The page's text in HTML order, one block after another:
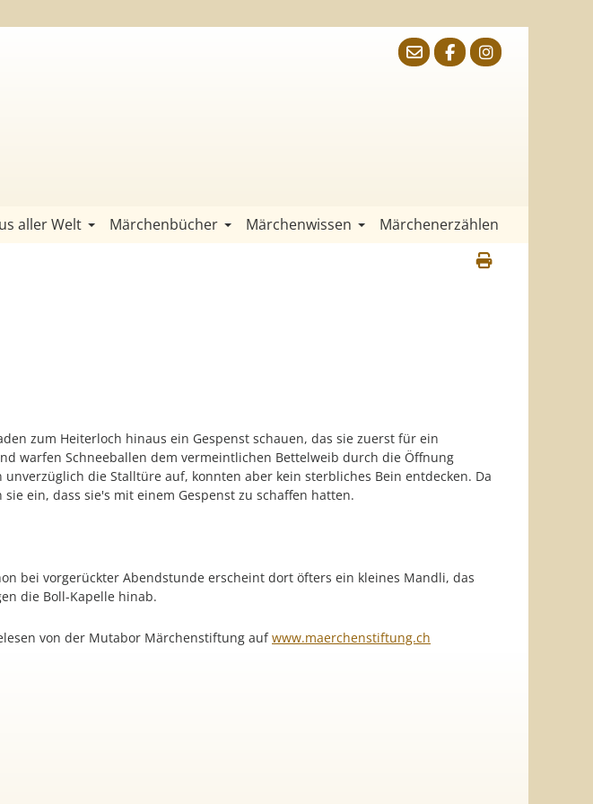
aller Welt Märchenbücher Märchenwissen Märchenerzählen
zum Heiterloch hinaus ein Gespenst schauen, das sie zuerst für ein
warfen Schneeballen dem vermeintlichen Bettelweib durch die Öffnung
die Stalltüre auf, konnten aber kein sterbliches Bein entdecken. Da
ein, dass sie's mit einem Gespenst zu schaffen hatten.
bei vorgerückter Abendstunde erscheint dort öfters ein kleines Mandli, das
die Boll-Kapelle hinab.
von der Mutabor Märchenstiftung aufwww.maerchenstiftung.ch